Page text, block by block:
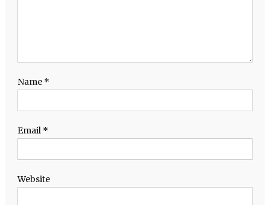
Name *
Email *
Website